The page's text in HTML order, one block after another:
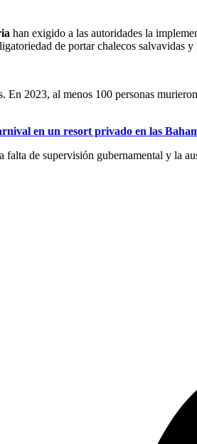
han exigido a las autoridades la
de portar chalecos salvavidas
2023, al menos 100 personas
en un resort privado en las
de supervisión gubernamental y la